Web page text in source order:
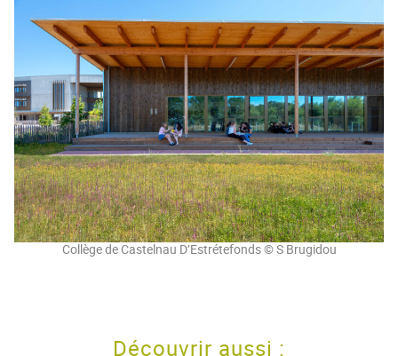
Collège de Castelnau D’Estrétefonds © S Brugidou
Découvrir aussi :